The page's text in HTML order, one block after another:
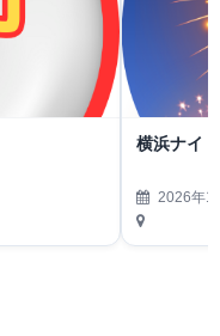
横浜ナイ
2026年1